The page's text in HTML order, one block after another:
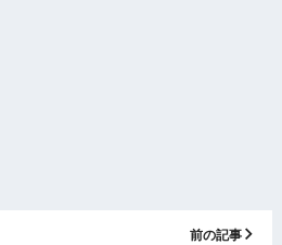
前の記事